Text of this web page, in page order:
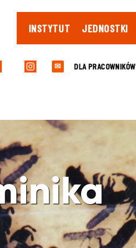
INSTYTUT JEDNOSTKI
✉ DLA PRACOWNIKÓW